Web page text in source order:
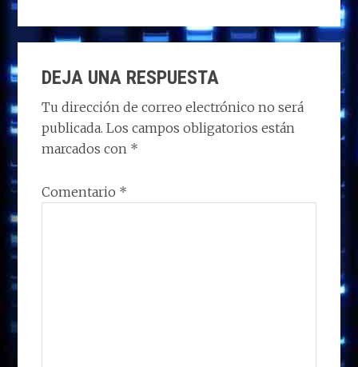
DEJA UNA RESPUESTA
Tu dirección de correo electrónico no será
publicada. Los campos obligatorios están
marcados con *
Comentario *